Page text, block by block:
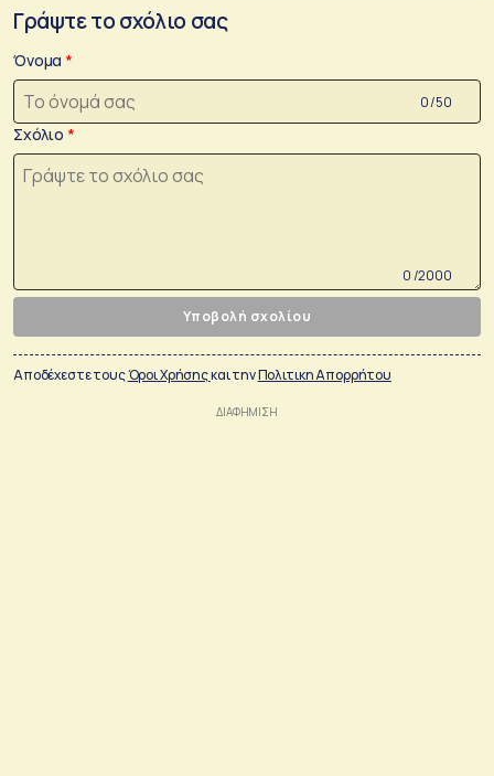
Γράψτε το σχόλιο σας
Όνομα
0 /50
Σχόλιο
0 /2000
Υποβολή σχολίου
Αποδέχεστε τουςΌροι Χρήσηςκαι τηνΠολιτικη Απορρήτου